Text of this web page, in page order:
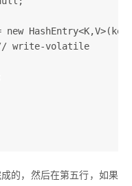
new
write-volatile
的，然后在第五行，如果